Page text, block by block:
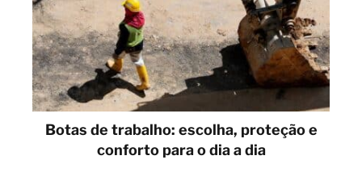
Botas de trabalho: escolha, proteção e
conforto para o dia a dia